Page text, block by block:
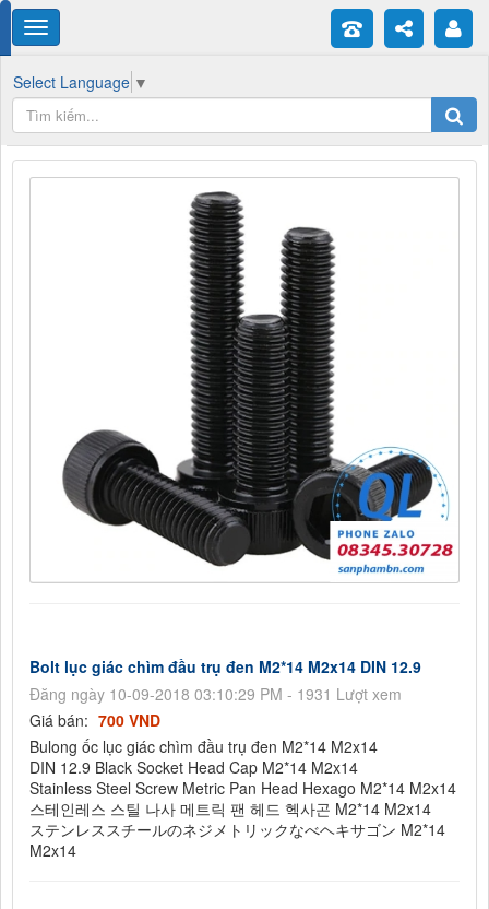
Select Language ▼
Bolt lục giác chìm đầu trụ đen M2*14 M2x14 DIN 12.9
Đăng ngày 10-09-2018 03:10:29 PM - 1931 Lượt xem
Giá bán: 700 VND
Bulong ốc lục giác chìm đầu trụ đen M2*14 M2x14
DIN 12.9 Black Socket Head Cap M2*14 M2x14
Stainless Steel Screw Metric Pan Head Hexago M2*14 M2x14
스테인레스 스틸 나사 메트릭 팬 헤드 헥사곤 M2*14 M2x14
ステンレススチールのネジメトリックなべヘキサゴン M2*14
M2x14